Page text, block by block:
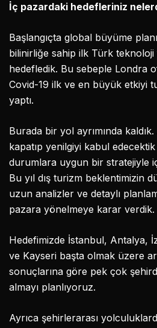
İç pazardaki hedefleriniz
Başlangıçta global büyüme
bilinirliğe sahip ilk Türk teknoloji
hedefledik. Bu sebeple Londra
Covid-19 ilk ve en büyük etkiyi
yaptı.
Burada bir yol ayrımında kaldık.
kapatıp yenilgiyi kabul
durumlara uygun bir stratejiyle
Bu yıl dış turizm beklentimizin
uzun analizler ve detaylı
pazara yönelmeye karar verdik.
Hedefimizde İstanbul, Antalya,
ve Kayseri başta olmak üzere
sonuçlarına göre pek çok
almayı planlıyoruz.
Ayrıca şehirlerarası